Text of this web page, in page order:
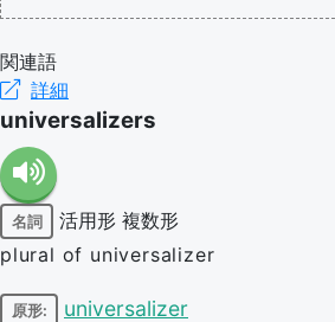
関連語
詳細
universalizers
名詞 活用形 複数形
plural of universalizer
原形: universalizer